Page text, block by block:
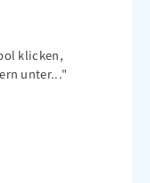
klicken,
unter..."